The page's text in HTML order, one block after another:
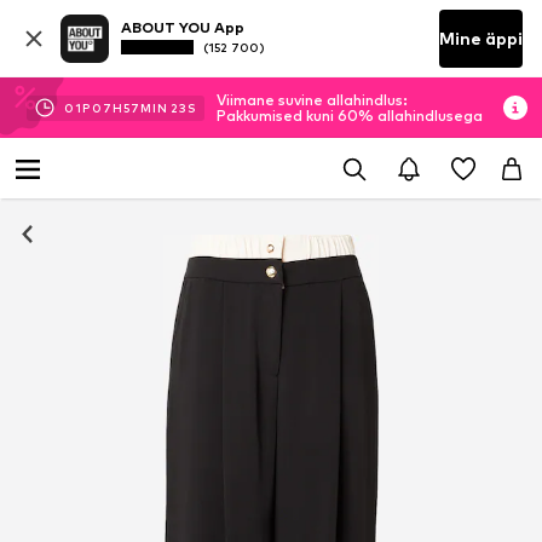
ABOUT YOU App
(152 700) Mine äppi
01P 07H57MIN 22 S
Viimane suvine allahindlus:
Pakkumised kuni 60% allahindlusega